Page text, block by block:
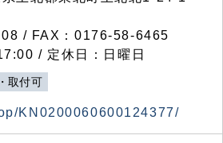
/ FAX：0176-58-6465
/ 定休日：日曜日
取付可
KN0200060600124377/